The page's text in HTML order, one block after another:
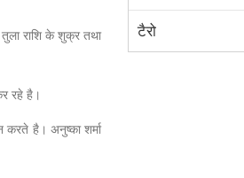
राशि के शुक्र तथा
रहे है।
करते है। अनुष्का शर्मा
टैरो